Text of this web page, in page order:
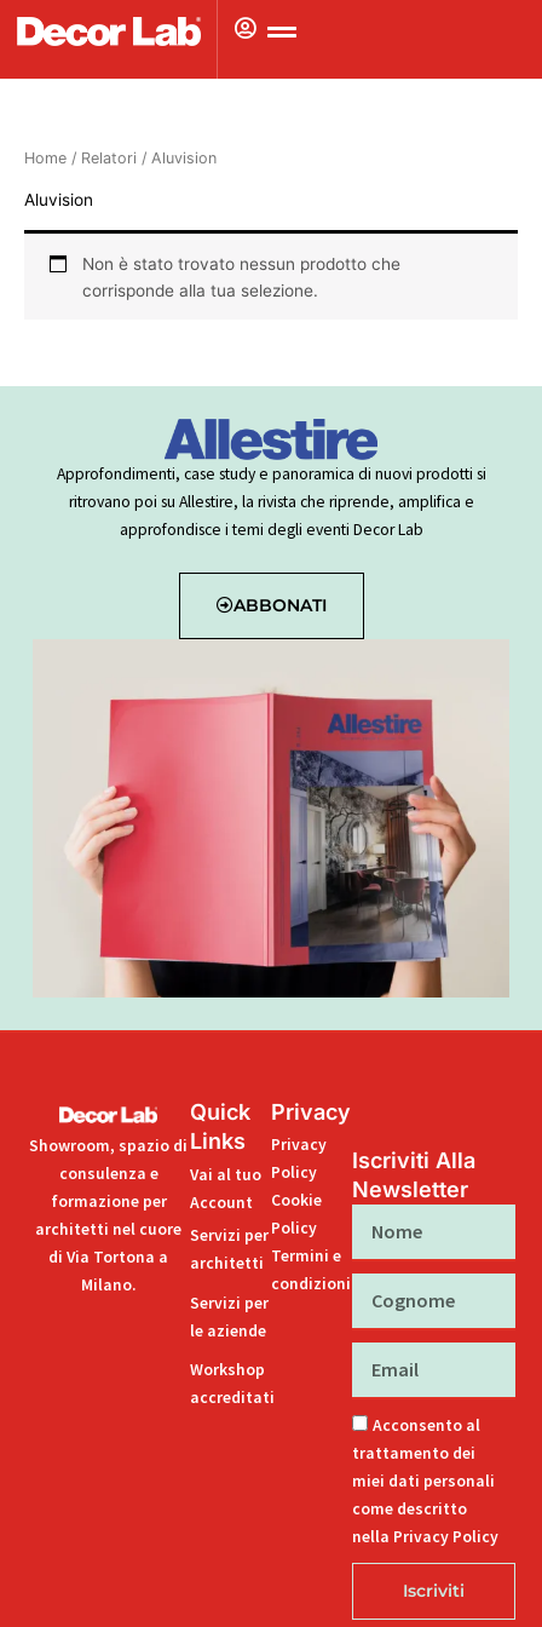
Home / Relatori / Aluvision
Aluvision
Non è stato trovato nessun prodotto che
corrisponde alla tua selezione.
Approfondimenti, case study e panoramica di nuovi prodotti si
ritrovano poi su Allestire, la rivista che riprende, amplifica e
approfondisce i temi degli eventi Decor Lab
ABBONATI
Showroom, spazio di
consulenza e
formazione per
architetti nel cuore
di Via Tortona a
Milano.
Quick
Links
Vai al tuo
Account
Servizi per
architetti
Servizi per
le aziende
Workshop
accreditati
Privacy
Privacy
Policy
Cookie
Policy
Termini e
condizioni
Iscriviti Alla
Newsletter
Acconsento al
trattamento dei
miei dati personali
come descritto
nella Privacy Policy
Iscriviti